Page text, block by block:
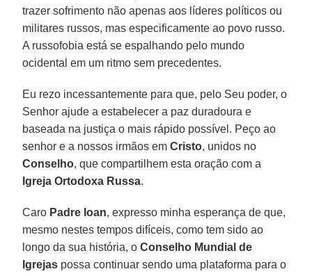
trazer sofrimento não apenas aos líderes políticos ou
militares russos, mas especificamente ao povo russo.
A russofobia está se espalhando pelo mundo
ocidental em um ritmo sem precedentes.
Eu rezo incessantemente para que, pelo Seu poder, o
Senhor ajude a estabelecer a paz duradoura e
baseada na justiça o mais rápido possível. Peço ao
senhor e a nossos irmãos emCristo, unidos no
Conselho, que compartilhem esta oração com a
Igreja Ortodoxa Russa.
Caro Padre Ioan, expresso minha esperança de que,
mesmo nestes tempos difíceis, como tem sido ao
longo da sua história, oConselho Mundial de
Igrejas possa continuar sendo uma plataforma para o